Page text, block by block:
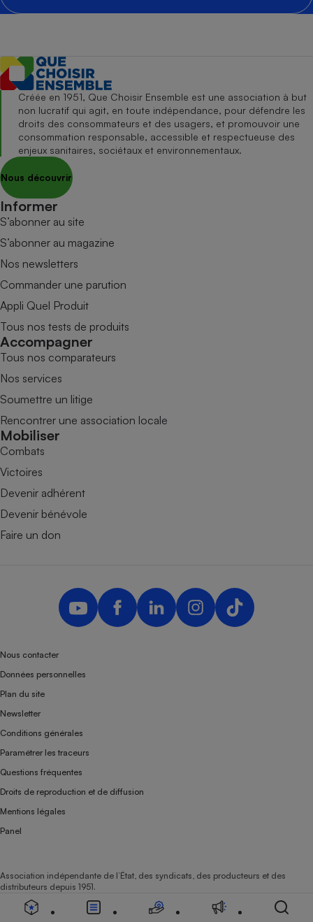
Créée en 1951, Que Choisir Ensemble est une association à but
non lucratif qui agit, en toute indépendance, pour défendre les
droits des consommateurs et des usagers, et promouvoir une
consommation responsable, accessible et respectueuse des
enjeux sanitaires, sociétaux et environnementaux.
Nous découvrir
Informer
S’abonner au site
S’abonner au magazine
Nos newsletters
Commander une parution
Appli Quel Produit
Tous nos tests de produits
Accompagner
Tous nos comparateurs
Nos services
Soumettre un litige
Rencontrer une association locale
Mobiliser
Combats
Victoires
Devenir adhérent
Devenir bénévole
Faire un don
Nous contacter
Données personnelles
Plan du site
Newsletter
Conditions générales
Paramétrer les traceurs
Questions fréquentes
Droits de reproduction et de diffusion
Mentions légales
Panel
Association indépendante de l’État, des syndicats, des producteurs et des
distributeurs depuis 1951.